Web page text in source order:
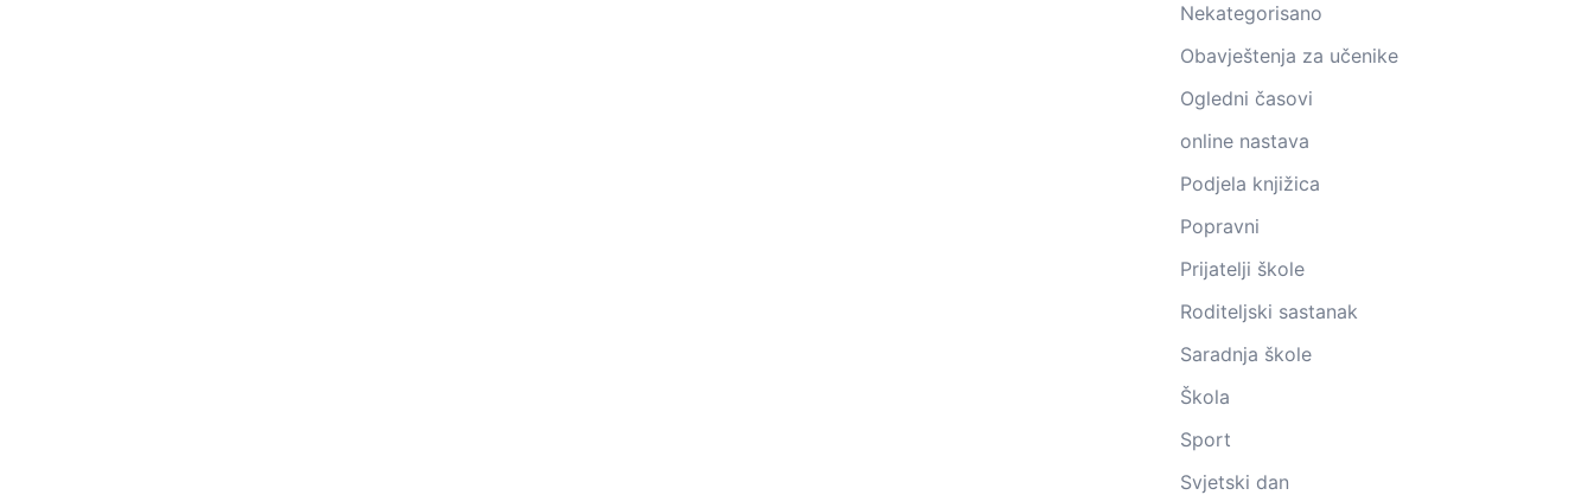
Nekategorisano
Obavještenja za učenike
Ogledni časovi
online nastava
Podjela knjižica
Popravni
Prijatelji škole
Roditeljski sastanak
Saradnja škole
Škola
Sport
Svjetski dan